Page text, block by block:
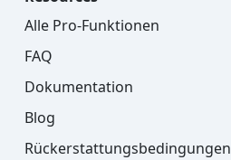
Alle Pro-Funktionen
FAQ
Dokumentation
Blog
Rückerstattungsbedingungen